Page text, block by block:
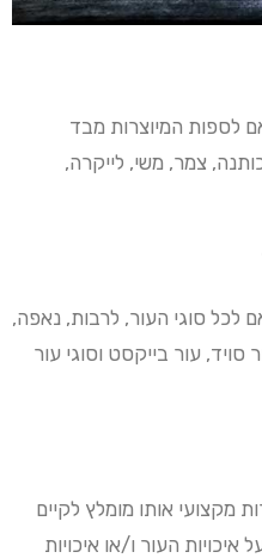
לספות המיוצרות מבד
צמר, משי, לייקרה,
לכל סוגי העור, לרבות, נאפה,
סויד, עור בייקסט וסוגי עור
מקצועי אותו מומלץ לקיים
העור ו/או איכויות